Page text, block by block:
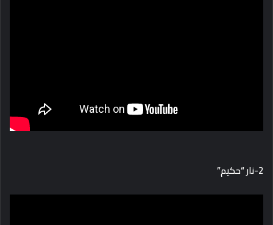
2-نار “حكيم”